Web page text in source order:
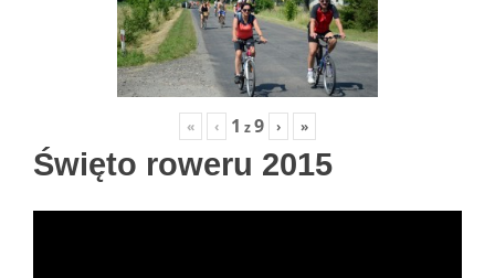
« ‹ 1 z9 › »
Święto roweru 2015